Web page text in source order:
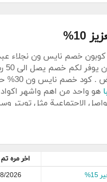
المنتجات
هو واحد من اهم واشهر
الاجتماعية مثل تويتر
الطلبيات داخل
بدءاً من اليوم الذي يتم
اخر مره
2026